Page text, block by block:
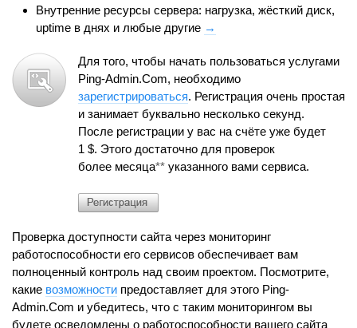
Внутренние ресурсы сервера: нагрузка, жёсткий диск,
uptime в днях и любые другие →
Для того, чтобы начать пользоваться услугами
Ping-Admin.Com, необходимо
зарегистрироваться. Регистрация очень простая
и занимает буквально несколько секунд.
После регистрации у вас на счёте уже будет
1 $. Этого достаточно для проверок
более месяца** указанного вами сервиса.
Проверка доступности сайта через мониторинг
работоспособности его сервисов обеспечивает вам
полноценный контроль над своим проектом. Посмотрите,
какие возможности предоставляет для этого Ping-
Admin.Com и убедитесь, что с таким мониторингом вы
будете осведомлены о работоспособности вашего сайта